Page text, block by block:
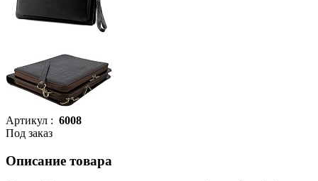
Артикул : 6008
Под заказ
Описание товара